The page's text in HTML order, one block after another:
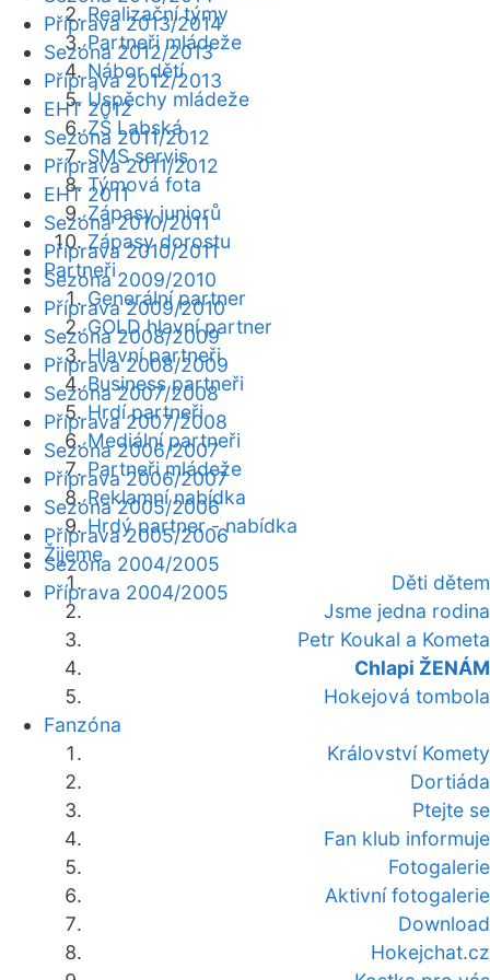
Realizační týmy
Partneři mládeže
Nábor dětí
Úspěchy mládeže
ZŠ Labská
SMS servis
Týmová fota
Zápasy juniorů
Zápasy dorostu
Partneři
Generální partner
GOLD hlavní partner
Hlavní partneři
Business partneři
Hrdí partneři
Mediální partneři
Partneři mládeže
Reklamní nabídka
Hrdý partner - nabídka
Žijeme
Děti dětem
Jsme jedna rodina
Petr Koukal a Kometa
Chlapi ŽENÁM
Hokejová tombola
Fanzóna
Království Komety
Dortiáda
Ptejte se
Fan klub informuje
Fotogalerie
Aktivní fotogalerie
Download
Hokejchat.cz
Příprava 2013/2014
Sezóna 2012/2013
Příprava 2012/2013
EHT 2012
Sezóna 2011/2012
Příprava 2011/2012
EHT 2011
Sezóna 2010/2011
Příprava 2010/2011
Sezóna 2009/2010
Příprava 2009/2010
Sezóna 2008/2009
Příprava 2008/2009
Sezóna 2007/2008
Příprava 2007/2008
Sezóna 2006/2007
Příprava 2006/2007
Sezóna 2005/2006
Příprava 2005/2006
Sezóna 2004/2005
Příprava 2004/2005